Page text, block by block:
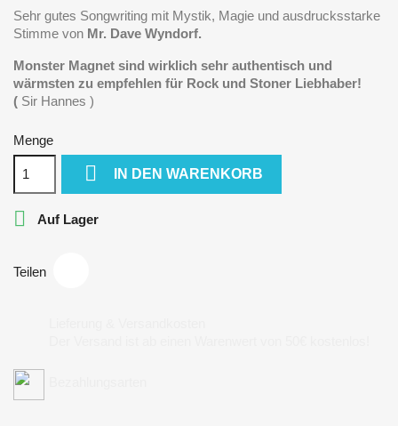
Sehr gutes Songwriting mit Mystik, Magie und ausdrucksstarke
Stimme von Mr. Dave Wyndorf.
Monster Magnet sind wirklich sehr authentisch und
wärmsten zu empfehlen für Rock und Stoner Liebhaber!
( Sir Hannes )
Menge
 IN DEN WARENKORB
 Auf Lager
Teilen